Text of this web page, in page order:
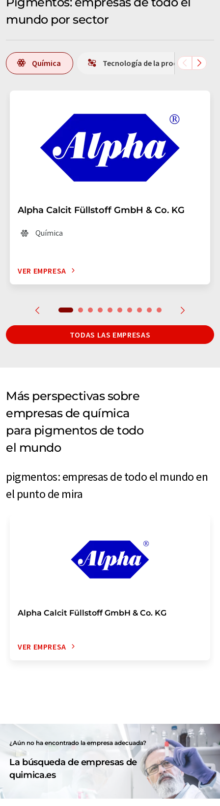
mundo por sector
Química Tecnología de la producción
Alpha Calcit Füllstoff GmbH & Co. KG
Química
VER EMPRESA
TODAS LAS EMPRESAS
Más perspectivas sobre
empresas de química
para pigmentos de todo
el mundo
pigmentos: empresas de todo el mundo en
el punto de mira
Alpha Calcit Füllstoff GmbH & Co. KG
VER EMPRESA
¿Aún no ha encontrado la empresa adecuada?
La búsqueda de empresas de
quimica.es